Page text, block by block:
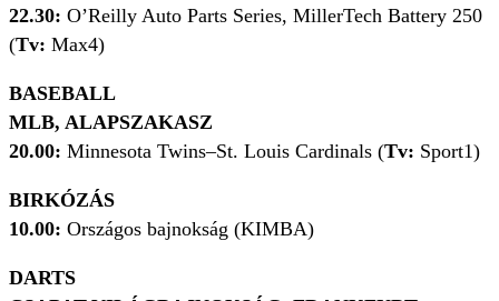
22.30: O’Reilly Auto Parts Series, MillerTech Battery 250
(Tv: Max4)
BASEBALL
MLB, ALAPSZAKASZ
20.00: Minnesota Twins–St. Louis Cardinals (Tv: Sport1)
BIRKÓZÁS
10.00: Országos bajnokság (KIMBA)
DARTS